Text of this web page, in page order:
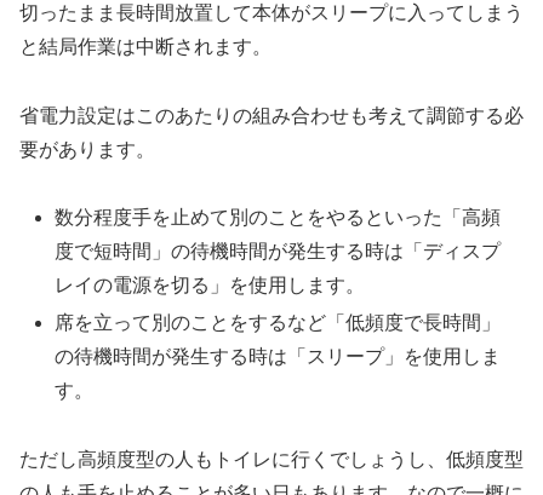
切ったまま長時間放置して本体がスリープに入ってしまう
と結局作業は中断されます。
省電力設定はこのあたりの組み合わせも考えて調節する必
要があります。
数分程度手を止めて別のことをやるといった「高頻
度で短時間」の待機時間が発生する時は「ディスプ
レイの電源を切る」を使用します。
席を立って別のことをするなど「低頻度で長時間」
の待機時間が発生する時は「スリープ」を使用しま
す。
ただし高頻度型の人もトイレに行くでしょうし、低頻度型